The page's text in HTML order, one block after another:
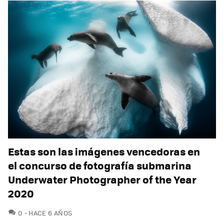
Estas son las imágenes vencedoras en
el concurso de fotografía submarina
Underwater Photographer of the Year
2020
0 COMENTARIOS
HACE 6 AÑOS